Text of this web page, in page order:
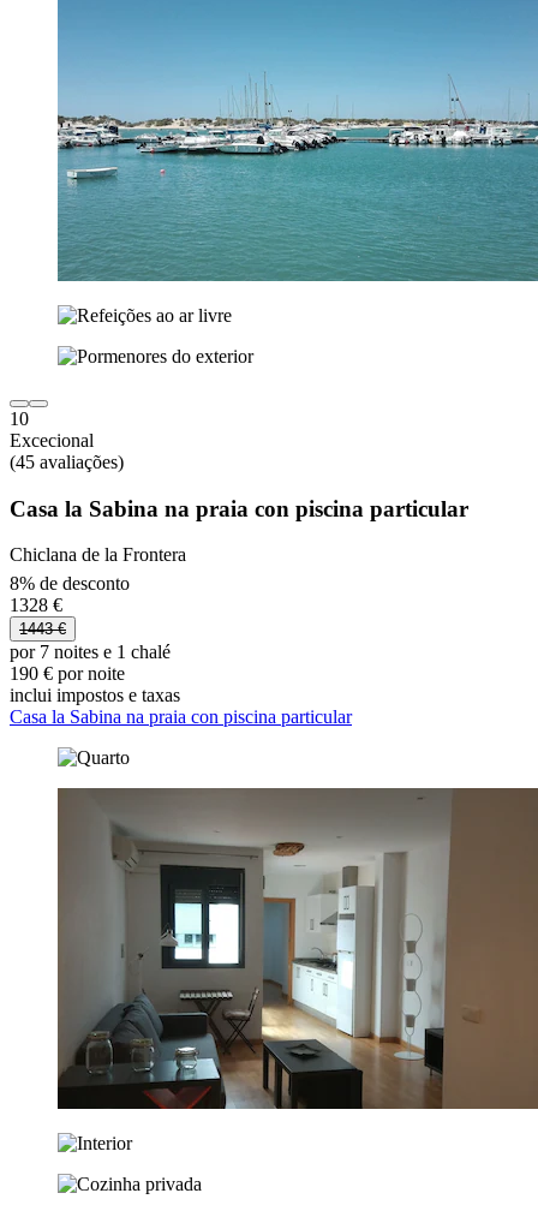
10
Excecional
(45 avaliações)
Casa la Sabina na praia con piscina particular
Chiclana de la Frontera
8% de desconto
1328 €
1443 €
por 7 noites e 1 chalé
190 € por noite
inclui impostos e taxas
Casa la Sabina na praia con piscina particular